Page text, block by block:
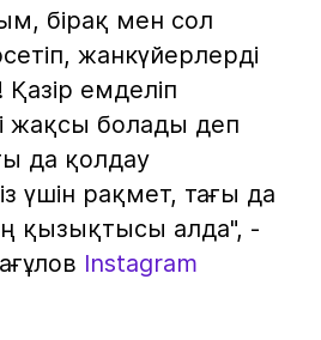
бірақ мен сол
жанкүйерлерді
емделіп
жақсы болады деп
да қолдау
үшін рақмет, тағы да
қызықтысы алда", -
Instagram